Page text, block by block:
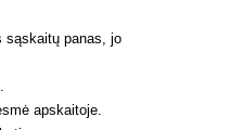
panas, jo
apskaitoje.